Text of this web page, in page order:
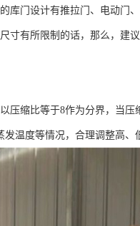
门设计有推拉门、电动门、
寸有所限制的话，那么，建
压缩比等于8作为分界，当压
温度等情况，合理调整高、